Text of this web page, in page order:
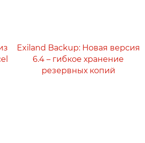
Exiland Backup: Новая версия
6.4 – гибкое хранение
резервных копий